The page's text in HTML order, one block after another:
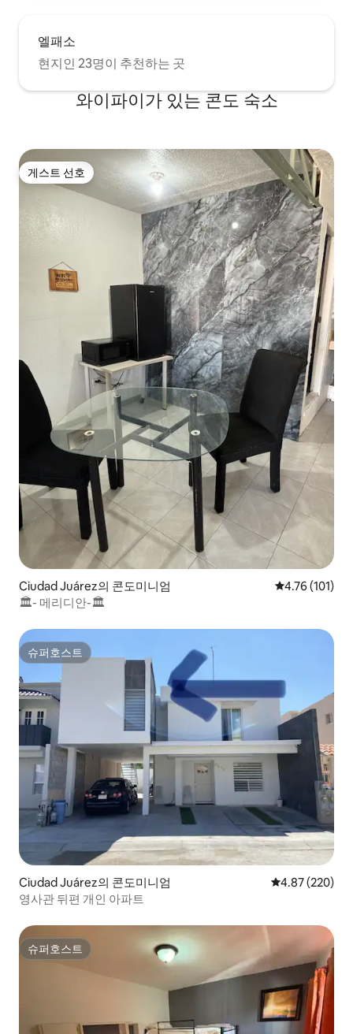
엘패소
현지인 23명이 추천하는 곳
와이파이가 있는 콘도 숙소
게스트 선호
게스트 선호
Ciudad Juárez의 콘도미니엄 평점 4.76점(5
4.76 (101)
🏛- 메리디안-🏛
슈퍼호스트
슈퍼호스트
Ciudad Juárez의 콘도미니엄 평점 4.87점(5
4.87 (220)
영사관 뒤편 개인 아파트
슈퍼호스트
슈퍼호스트